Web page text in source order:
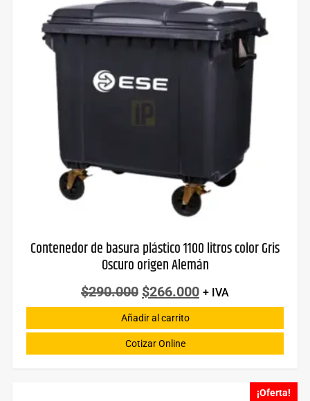
Contenedor de basura plástico 1100 litros color Gris
Oscuro origen Alemán
$290.000 $266.000 + IVA
Añadir al carrito
Cotizar Online
¡Oferta!